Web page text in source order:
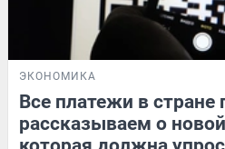
ЭКОНОМИКА
Все платежи в стране
рассказываем о